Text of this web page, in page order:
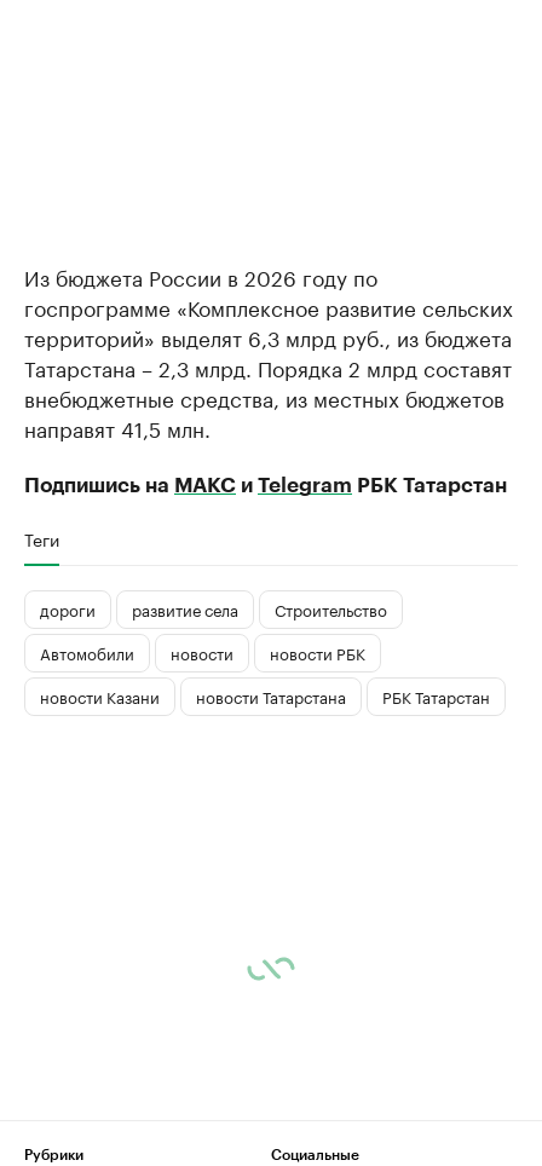
Из бюджета России в 2026 году по
госпрограмме «Комплексное развитие сельских
территорий» выделят 6,3 млрд руб., из бюджета
Татарстана – 2,3 млрд. Порядка 2 млрд составят
внебюджетные средства, из местных бюджетов
направят 41,5 млн.
Подпишись на МАКС и Telegram РБК Татарстан
Теги
дороги развитие села
Строительство
Автомобили
новости
новости РБК
новости Казани
новости Татарстана РБК Татарстан
Рубрики
Социальные